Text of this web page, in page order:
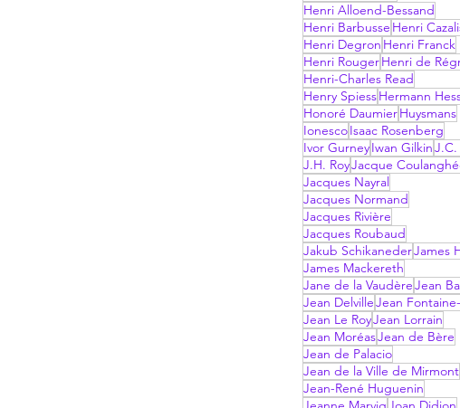
Henri Alloend-Bessand
Henri Barbusse Henri
Henri Degron Henri Franck
Henri RougerHenri de
Henri-Charles Read
Henry SpiessHermann
Honoré DaumierHuysmans
IonescoIsaac Rosenberg
Ivor GurneyIwan Gilkin
J.H. RoyJacque
Jacques Nayral
Jacques Normand
Jacques Rivière
Jacques Roubaud
Jakub SchikanederJames
James Mackereth
Jane de la VaudèreJean
Jean DelvilleJean
Jean Le RoyJean Lorrain
Jean MoréasJean de Bère
Jean de Palacio
Jean de la Ville de Mirmont
Jean-René Huguenin